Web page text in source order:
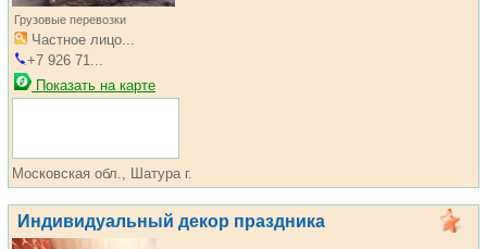
Грузовые перевозки
Частное лицо...
+7 926 71...
Показать на карте
Московская обл., Шатура г.
Индивидуальный декор праздника